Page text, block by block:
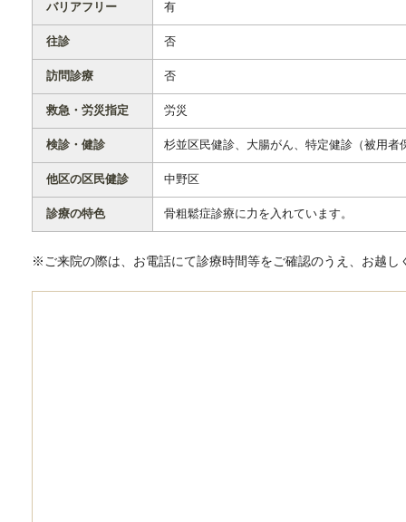
バリアフリー 有
往診 否
訪問診療 否
救急・労災指定 労災
検診・健診 杉並区民健診、大腸がん、特定健診（被用者
他区の区民健診 中野区
診療の特色 骨粗鬆症診療に力を入れています。
※ご来院の際は、お電話にて診療時間等をご確認のうえ、お越し